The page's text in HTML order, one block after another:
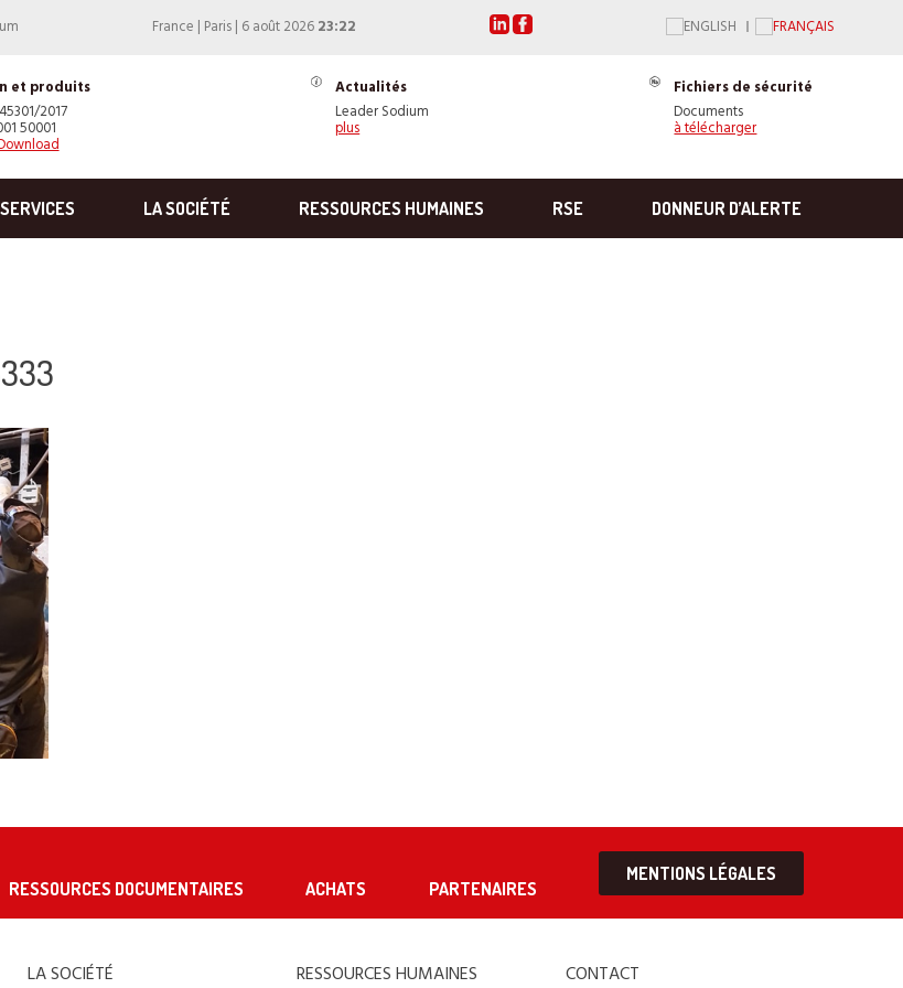
France | Paris | 6 août 202623:22
et produits
2017
50001
Actualités
Leader Sodium
plus
Fichiers de sécurité
Documents
à télécharger
SERVICES LA SOCIÉTÉ RESSOURCES HUMAINES RSE DONNEUR D’ALERTE
RESSOURCES DOCUMENTAIRES ACHATS PARTENAIRES
MENTIONS LÉGALES
LA SOCIÉTÉ RESSOURCES HUMAINES CONTACT